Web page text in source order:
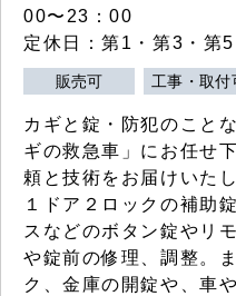
00〜23：00
定休日：第1・第3・
販売可 工事・取付
カギと錠・防犯のこと
ギの救急車」にお任せ
頼と技術をお届けいたし
１ドア２ロックの補助
スなどのボタン錠やリ
や錠前の修理、調整。
ク、金庫の開錠や、車